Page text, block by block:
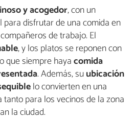
y acogedor, con un
disfrutar de una comida en
de trabajo. El
, y los platos se reponen con
que siempre hayacomida
. Además, suubicación
lo convierten en una
para los vecinos de la zona
la ciudad.